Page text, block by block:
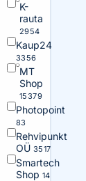
K-
rauta
2954
Kaup24
3356
MT
Shop
15379
Photopoint
83
Rehvipunkt
OÜ 3517
Smartech
Shop 14